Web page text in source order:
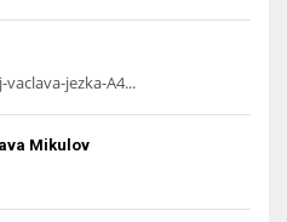
jezka-A4...
Mikulov